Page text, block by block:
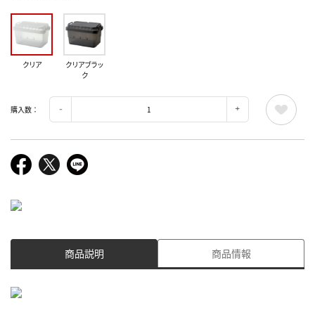
クリア
クリアブラッ
ク
購入数：
商品説明 商品情報